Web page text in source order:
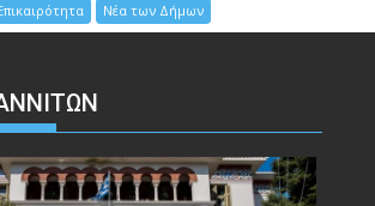
Νέα των Δήμων